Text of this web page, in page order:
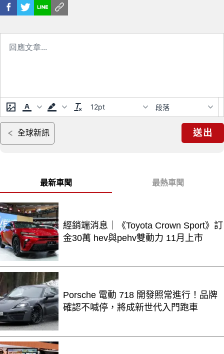
12pt 段落
全球新訊 送出
最新車聞 最熱車聞
經銷端消息｜《Toyota Crown Sport》訂
金30萬 hev與pehv雙動力 11月上市
Porsche 電動 718 開發照常進行！品牌
確認不喊停，將成新世代入門跑車